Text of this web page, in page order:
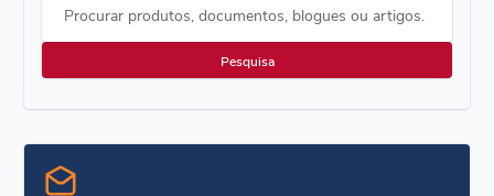
Procurar produtos, documentos, blogues ou artigos.